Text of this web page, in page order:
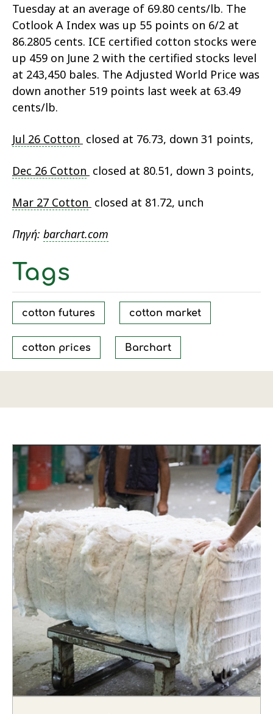
Tuesday at an average of 69.80 cents/lb. The
Cotlook A Index was up 55 points on 6/2 at
86.2805 cents. ICE certified cotton stocks were
up 459 on June 2 with the certified stocks level
at 243,450 bales. The Adjusted World Price was
down another 519 points last week at 63.49
cents/lb.
Jul 26 Cotton closed at 76.73, down 31 points,
Dec 26 Cotton closed at 80.51, down 3 points,
Mar 27 Cotton closed at 81.72, unch
Πηγή: barchart.com
Tags
cotton futures cotton market
cotton prices Barchart